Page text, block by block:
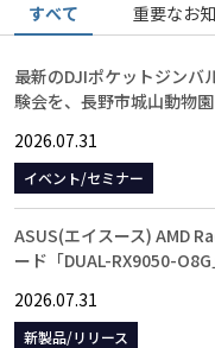
すべて 重要なお
最新のDJIポケットジンバ
験会を、長野市城山動物
2026.07.31
イベント/セミナー
ASUS(エイスース) AMD
ード「DUAL-RX9050-
2026.07.31
新製品/リリース